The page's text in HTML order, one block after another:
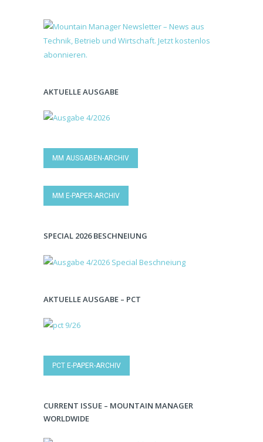
AKTUELLE AUSGABE
MM AUSGABEN-ARCHIV
MM E-PAPER-ARCHIV
SPECIAL 2026 BESCHNEIUNG
AKTUELLE AUSGABE – PCT
PCT E-PAPER-ARCHIV
CURRENT ISSUE – MOUNTAIN MANAGER
WORLDWIDE